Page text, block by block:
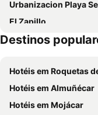
Urbanizacion Playa
El Zapillo
Parque Natural Cabo
Palacio Municipal de los Juegos
Tagarete
El Puerto-Las Lomas
Destinos
Hotéis em Roquetas
Hotéis em Almuñécar
Hotéis em Mojácar